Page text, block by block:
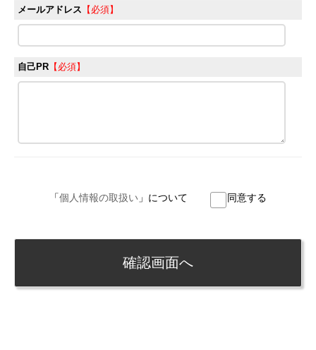
メールアドレス 【必須】
自己PR 【必須】
「個人情報の取扱い 」について 同意する